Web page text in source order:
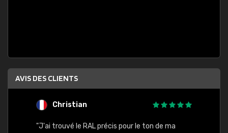
AVIS DES CLIENTS
Christian
"J'ai trouvé le RAL précis pour le ton de ma